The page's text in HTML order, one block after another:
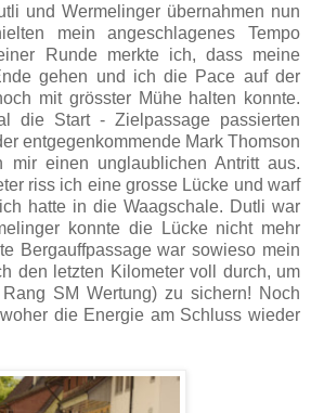
und Wermelinger übernahmen nun
mein angeschlagenes Tempo
Runde merkte ich, dass meine
gehen und ich die Pace auf der
mit grösster Mühe halten konnte.
die Start - Zielpassage passierten
entgegenkommende Mark Thomson
einen unglaublichen Antritt aus.
riss ich eine grosse Lücke und warf
hatte in die Waagschale. Dutli war
konnte die Lücke nicht mehr
Bergauffpassage war sowieso mein
den letzten Kilometer voll durch, um
SM Wertung) zu sichern! Noch
die Energie am Schluss wieder